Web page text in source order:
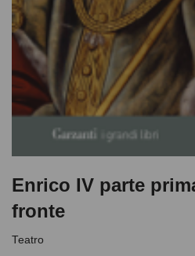
Enrico IV parte
fronte
Teatro